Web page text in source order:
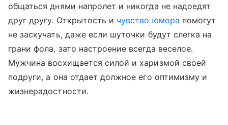
общаться днями напролет и никогда не надоедят
друг другу. Открытость и чувство юмора помогут
не заскучать, даже если шуточки будут слегка на
грани фола, зато настроение всегда веселое.
Мужчина восхищается силой и харизмой своей
подруги, а она отдает должное его оптимизму и
жизнерадостности.